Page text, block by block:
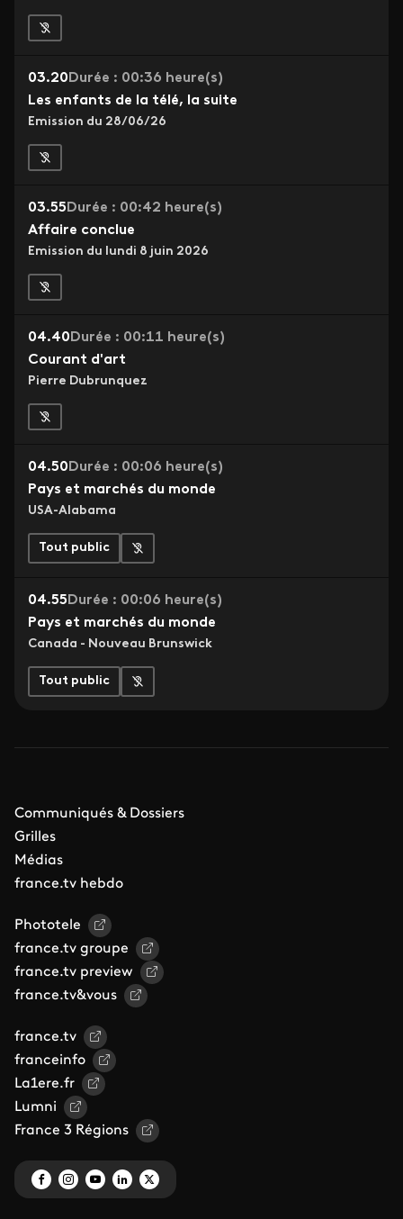
03.20 Durée : 00:36 heure(s)
Les enfants de la télé, la suite
Emission du 28/06/26
03.55 Durée : 00:42 heure(s)
Affaire conclue
Emission du lundi 8 juin 2026
04.40 Durée : 00:11 heure(s)
Courant d'art
Pierre Dubrunquez
04.50 Durée : 00:06 heure(s)
Pays et marchés du monde
USA-Alabama
Tout public
04.55 Durée : 00:06 heure(s)
Pays et marchés du monde
Canada - Nouveau Brunswick
Tout public
Communiqués & Dossiers
Grilles
Médias
france.tv hebdo
Phototele
france.tv groupe
france.tv preview
france.tv&vous
france.tv
franceinfo
La1ere.fr
Lumni
France 3 Régions